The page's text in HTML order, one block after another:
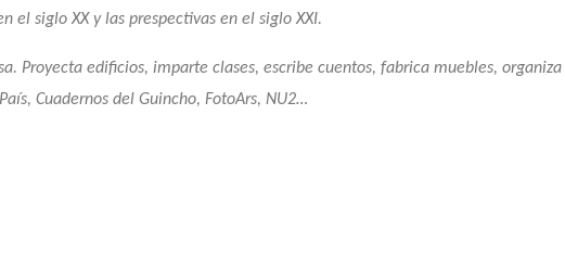
siglo XX y las prespectivas en el siglo XXI.
Proyecta edificios, imparte clases, escribe cuentos, fabrica muebles, organiza
Cuadernos del Guincho, FotoArs, NU2…